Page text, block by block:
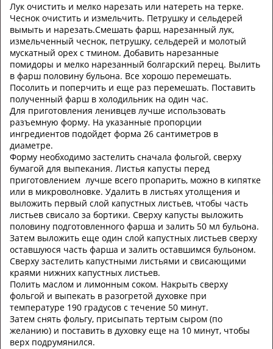
Лук очистить и мелко нарезать или натереть на терке.
Чеснок очистить и измельчить. Петрушку и сельдерей
вымыть и нарезать.Смешать фарш, нарезанный лук,
измельченный чеснок, петрушку, сельдерей и молотый
мускатный орех с тмином. Добавить нарезанные
помидоры и мелко нарезанный болгарский перец. Вылить
в фарш половину бульона. Все хорошо перемешать.
Посолить и поперчить и еще раз перемешать. Поставить
полученный фарш в холодильник на один час.
Для приготовления ленивцев лучше использовать
разъемную форму. На указанные пропорции
ингредиентов подойдет форма 26 сантиметров в
диаметре.
Форму необходимо застелить сначала фольгой, сверху
бумагой для выпекания. Листья капусты перед
приготовлением лучше всего пропарить, можно в кипятке
или в микроволновке. Удалить в листьях утолщения и
выложить первый слой капустных листьев, чтобы часть
листьев свисало за бортики. Сверху капусты выложить
половину подготовленного фарша и залить 50 мл бульона.
Затем выложить еще один слой капустных листьев сверху
оставшуюся часть фарша и залить оставшимся бульоном.
Сверху застелить капустными листьями и свисающими
краями нижних капустных листьев.
Полить маслом и лимонным соком. Накрыть сверху
фольгой и выпекать в разогретой духовке при
температуре 190 градусов с течение 50 минут.
Затем снять фольгу, присыпать тертым сыром (по
желанию) и поставить в духовку еще на 10 минут, чтобы
верх подрумянился.